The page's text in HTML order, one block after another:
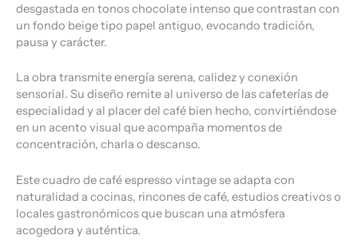
desgastada en tonos chocolate intenso que contrastan con
un fondo beige tipo papel antiguo, evocando tradición,
pausa y carácter.
La obra transmite energía serena, calidez y conexión
sensorial. Su diseño remite al universo de las cafeterías de
especialidad y al placer del café bien hecho, convirtiéndose
en un acento visual que acompaña momentos de
concentración, charla o descanso.
Este cuadro de café espresso vintage se adapta con
naturalidad a cocinas, rincones de café, estudios creativos o
locales gastronómicos que buscan una atmósfera
acogedora y auténtica.